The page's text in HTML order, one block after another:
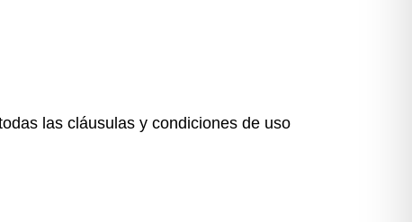
las cláusulas y condiciones de uso